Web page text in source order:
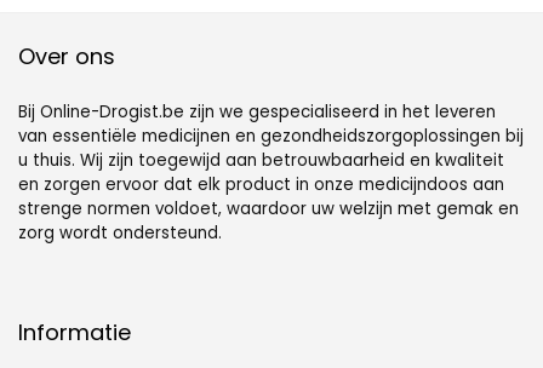
visoliedoos voor
Over ons
Bij Online-Drogist.be zijn we gespecialiseerd in het leveren
van essentiële medicijnen en gezondheidszorgoplossingen bij
u thuis. Wij zijn toegewijd aan betrouwbaarheid en kwaliteit
en zorgen ervoor dat elk product in onze medicijndoos aan
strenge normen voldoet, waardoor uw welzijn met gemak en
zorg wordt ondersteund.
Informatie